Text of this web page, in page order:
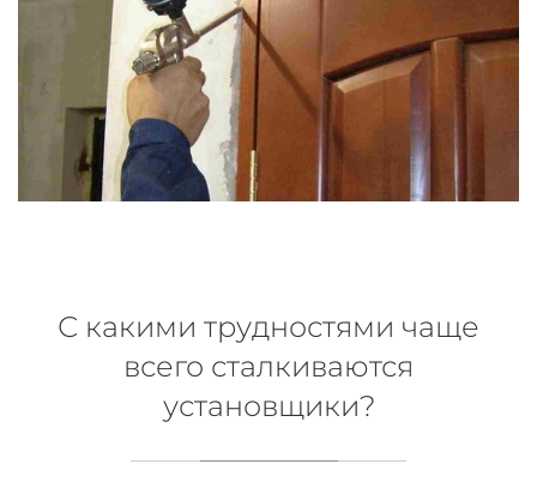
С какими трудностями чаще
всего сталкиваются
установщики?